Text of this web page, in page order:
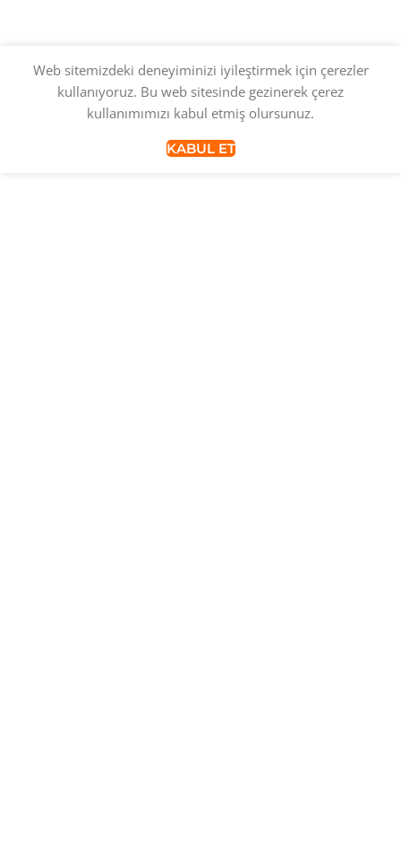
Web sitemizdeki deneyiminizi iyileştirmek için çerezler
kullanıyoruz. Bu web sitesinde gezinerek çerez
kullanımımızı kabul etmiş olursunuz.
KABUL ET